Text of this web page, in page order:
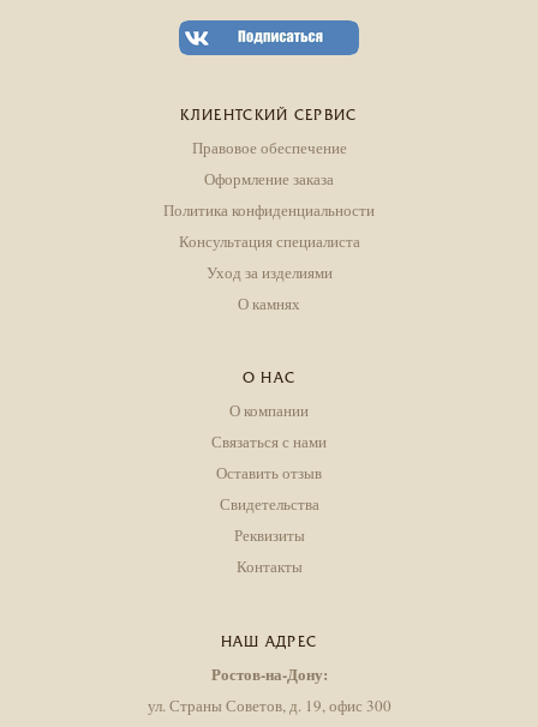
КЛИЕНТСКИЙ СЕРВИС
Правовое обеспечение
Оформление заказа
Политика конфиденциальности
Консультация специалиста
Уход за изделиями
О камнях
О НАС
О компании
Связаться с нами
Оставить отзыв
Свидетельства
Реквизиты
Контакты
НАШ АДРЕС
Ростов-на-Дону:
ул. Страны Советов, д. 19, офис 300